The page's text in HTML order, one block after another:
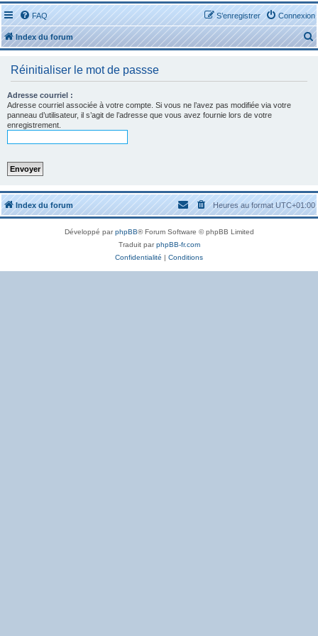
FAQ Connexion
S’enregistrer
Index du forum
e
r
Réinitialiser le mot de passse
Adresse courriel :
Adresse courriel associée à votre compte. Si vous ne l’avez pas modifiée via votre
panneau d’utilisateur, il s’agit de l’adresse que vous avez fournie lors de votre
enregistrement.
Index du forum Heures au formatUTC+01:00
Développé parphpBB® Forum Software © phpBB Limited
Traduit parphpBB-fr.com
Confidentialité | Conditions